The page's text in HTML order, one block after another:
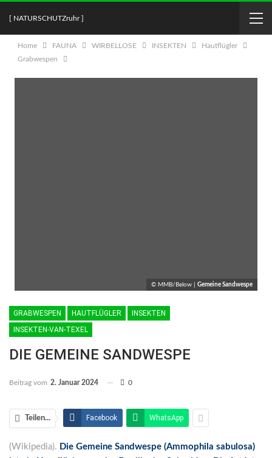
[ NATURSCHUTZruhr ]
Home FAUNA WIRBELLOSE INSEKTEN
Hautflügler
Grabwespen
© MMB/Below | Gemeine Sandwespe
GRABWESPEN HAUTFLÜGLER
INSEKTEN
INSEKTEN-VAN-TEXEL
DIE GEMEINE SANDWESPE
Beitrag vom 2. Januar 2024 0
Teilen... Facebook WhatsApp
(Wikipedia). Die Gemeine Sandwespe (Ammophila sabulosa)